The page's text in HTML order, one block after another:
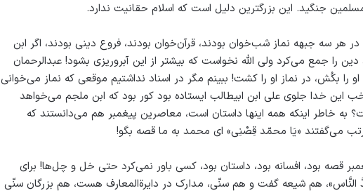
جنگید. این بزرگترین دلیل است که اسلام حقانیت ندارد.
هر سه جبهه نماز شب‌خوان بودند، قرآن‌خوان بودند، فروع دینی بودند، اگر ابن
را جمع می‌کرد ولی الله نخواست که بیشتر از این آبروریزی بشود! عبدالرحمان
را بکُش، در نماز او را کشت! ببینم مگر در اسناد نداشتیم موقعی که نماز می‌خوانی
این خدا جلوی علی ابن ابیطالب ایستاده بود کور بود که ابن ملجم می‌خواهد
به خاطر اینکه همه اینها داستان است، معاصرین پیغمبر هم می‌دانستند که
می‌گفتند «یَا محمّد قِصْنِی» ای محمد به ما قصه بگو!
قصه بود، افسانه بود، داستان بود، کسی باور نمی‌کرد حتی خل و چل‌ها! برای
النَّاس»، هم شیعه گفت و هم سنّی، مدارک در دایرةالمعارف هست، هم بزرگان سنّی